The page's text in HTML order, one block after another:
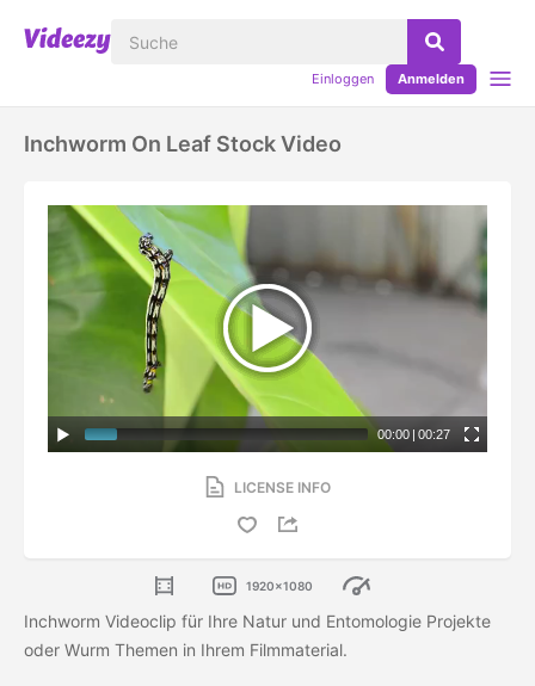
Einloggen Anmelden
Inchworm On Leaf Stock Video
00:00 | 00:27
LICENSE INFO
1920x1080
Inchworm Videoclip für Ihre Natur und Entomologie Projekte
oder Wurm Themen in Ihrem Filmmaterial.